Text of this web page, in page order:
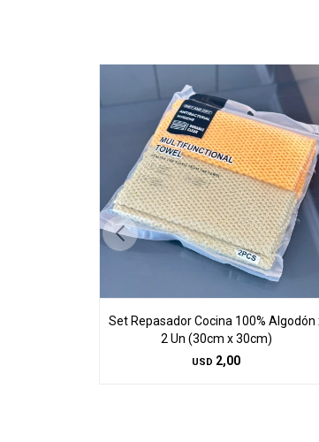
Set Repasador Cocina 100% Algodón
2 Un (30cm x 30cm)
USD 2,00